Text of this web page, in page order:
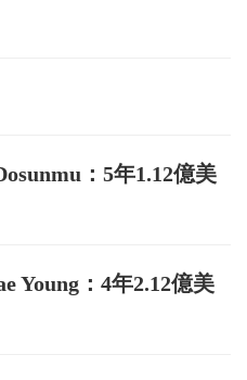
：5年1.12億美
Young：4年2.12億美